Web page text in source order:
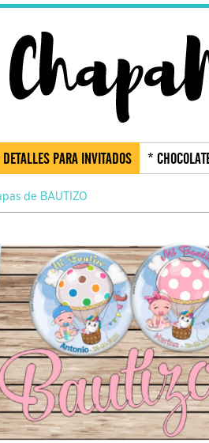
PARA INVITADOS *
de BAUTIZO